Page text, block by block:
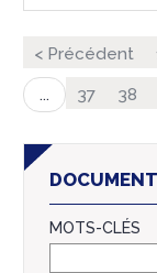
< Précédent
... 37 38
MOTS-CLÉS